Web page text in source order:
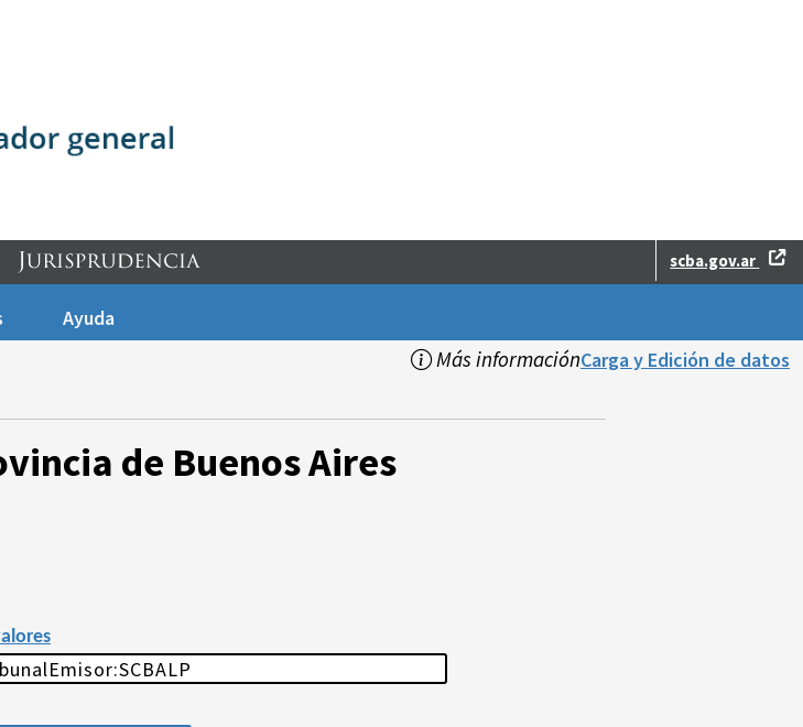
scba.gov.ar
Ayuda
Más informaciónCarga y Edición de datos
de Buenos Aires